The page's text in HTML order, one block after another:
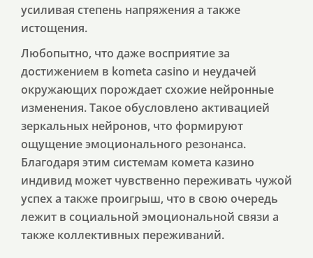
усиливая степень напряжения а также
истощения.
Любопытно, что даже восприятие за
достижением в kometa casino и неудачей
окружающих порождает схожие нейронные
изменения. Такое обусловлено активацией
зеркальных нейронов, что формируют
ощущение эмоционального резонанса.
Благодаря этим системам комета казино
индивид может чувственно переживать чужой
успех а также проигрыш, что в свою очередь
лежит в социальной эмоциональной связи а
также коллективных переживаний.